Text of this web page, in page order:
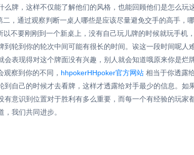
牌，这样不仅能了解他们的风格，也能回顾他们是怎么
，通过观察判断一桌人哪些是应该尽量避免交手的高手，
不要刚刚到一个新桌上，没有自己玩儿牌的时候就玩手机
轮到你的轮次中间可能有很长的时间。诶这一段时间呢
表现得对这个牌面没有兴趣，别人就会知道哦原来你是烂
察到你的不同， hhpokerHHpoker官方网站 相当于你透露
自己的时候才去看牌，这样才透露给对手最少的信息。
意识到位置对于胜利有多么重要，而每一个有经验的玩
我们共同进步。